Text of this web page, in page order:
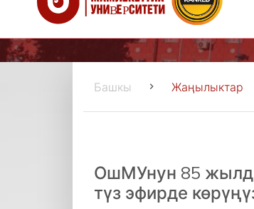
Башкы Жаңылыктар
ОшМУнун 85
түз эфирде